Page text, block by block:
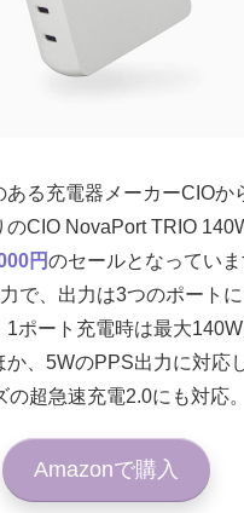
ある充電器メーカーCIOか
のCIO NovaPort TRIO
円のセールとなってい
で、出力は3つのポート
1ポート充電時は最大
か、5WのPPS出力に対応
超急速充電2.0にも対応。
Amazonで購入